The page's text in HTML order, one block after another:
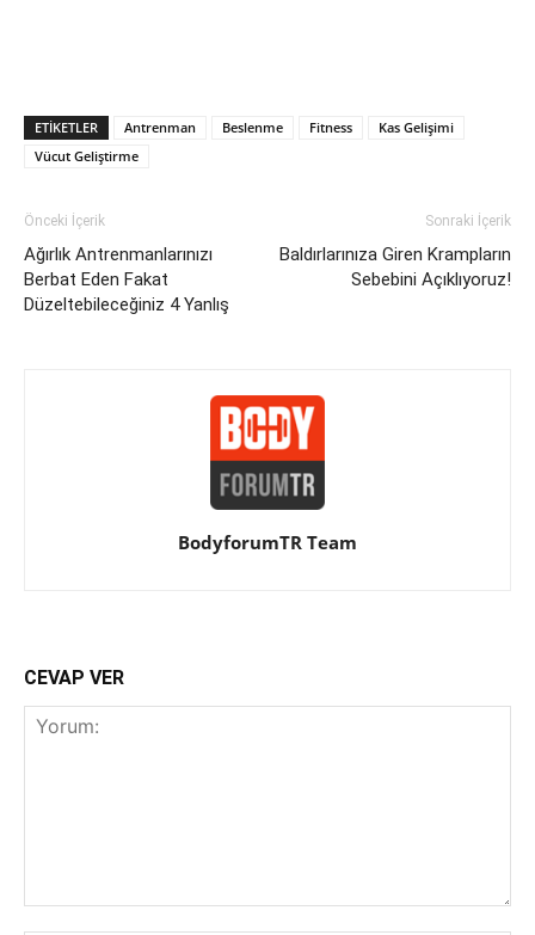
ETIKETLER Antrenman Beslenme Fitness
Kas Gelişimi
Vücut Geliştirme
Önceki İçerik
Ağırlık Antrenmanlarınızı
Berbat Eden Fakat
Düzeltebileceğiniz 4 Yanlış
Sonraki İçerik
Baldırlarınıza Giren Krampların
Sebebini Açıklıyoruz!
BodyforumTR Team
CEVAP VER